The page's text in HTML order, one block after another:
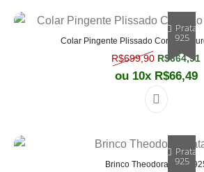
Prata
925
Colar Pingente Plissado Coração
R$699,90 O preço
R$664,91
ou 10x R$66,49
Prata
925
Brinco Theodora Prata